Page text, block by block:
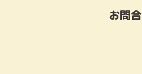
お問